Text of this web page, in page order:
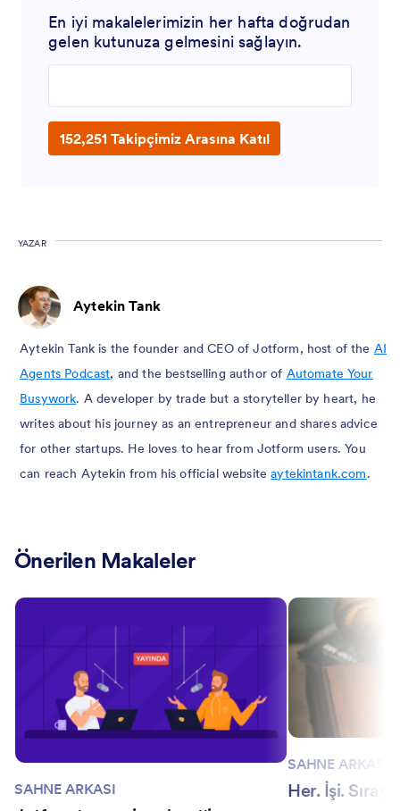
En iyi makalelerimizin her hafta doğrudan
gelen kutunuza gelmesini sağlayın.
152,251 Takipçimiz Arasına Katıl
YAZAR
Aytekin Tank
Aytekin Tank is the founder and CEO of Jotform, host of the AI
Agents Podcast, and the bestselling author of Automate Your
Busywork. A developer by trade but a storyteller by heart, he
writes about his journey as an entrepreneur and shares advice
for other startups. He loves to hear from Jotform users. You
can reach Aytekin from his official websiteaytekintank.com.
Önerilen Makaleler
SAHNE ARKASI
SAHNE ARKASI
Her. İşi.